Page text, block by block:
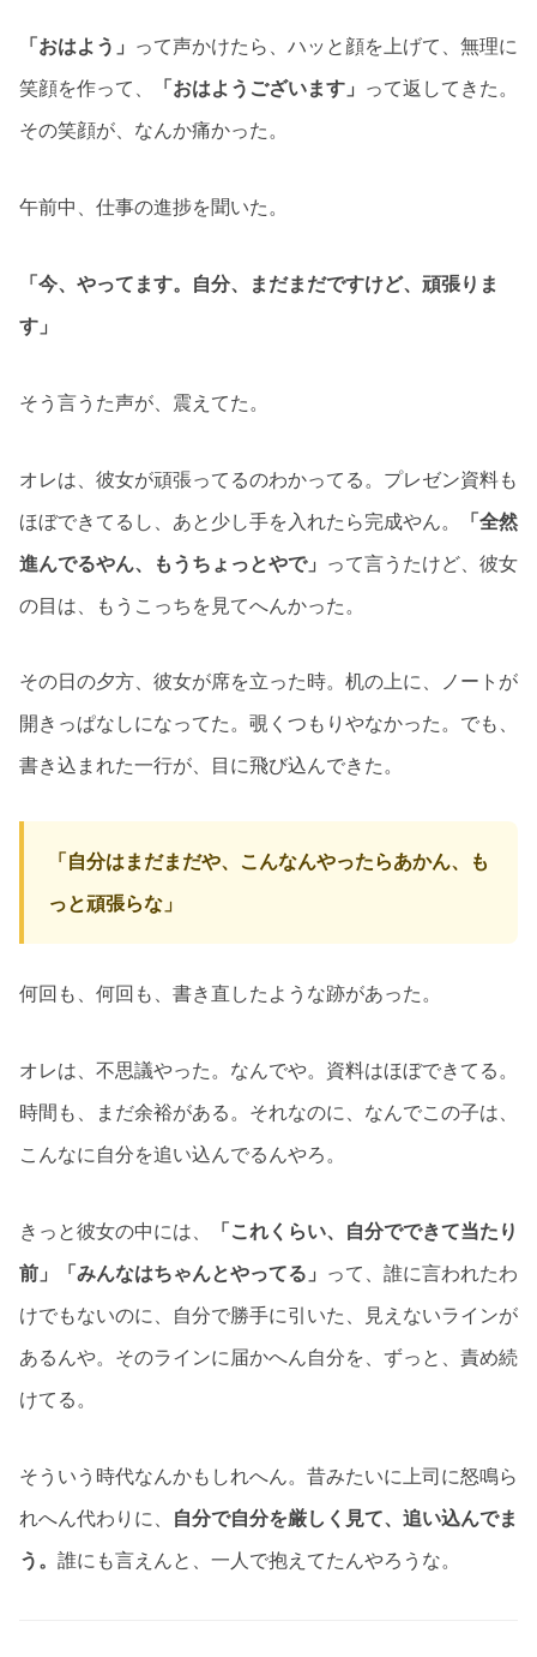
「おはよう」 って声かけたら、ハッと顔を上げて、無理に
笑顔を作って、 「おはようございます」 って返してきた。
その笑顔が、なんか痛かった。
午前中、仕事の進捗を聞いた。
「今、やってます。自分、まだまだですけど、頑張りま
す」
そう言うた声が、震えてた。
オレは、彼女が頑張ってるのわかってる。プレゼン資料も
ほぼできてるし、あと少し手を入れたら完成やん。 「全然
進んでるやん、もうちょっとやで」 って言うたけど、彼女
の目は、もうこっちを見てへんかった。
その日の夕方、彼女が席を立った時。机の上に、ノートが
開きっぱなしになってた。覗くつもりやなかった。でも、
書き込まれた一行が、目に飛び込んできた。
「自分はまだまだや、こんなんやったらあかん、も
っと頑張らな」
何回も、何回も、書き直したような跡があった。
オレは、不思議やった。なんでや。資料はほぼできてる。
時間も、まだ余裕がある。それなのに、なんでこの子は、
こんなに自分を追い込んでるんやろ。
きっと彼女の中には、 「これくらい、自分でできて当たり
前」「みんなはちゃんとやってる」 って、誰に言われたわ
けでもないのに、自分で勝手に引いた、見えないラインが
あるんや。そのラインに届かへん自分を、ずっと、責め続
けてる。
そういう時代なんかもしれへん。昔みたいに上司に怒鳴ら
れへん代わりに、 自分で自分を厳しく見て、追い込んでま
う。 誰にも言えんと、一人で抱えてたんやろうな。